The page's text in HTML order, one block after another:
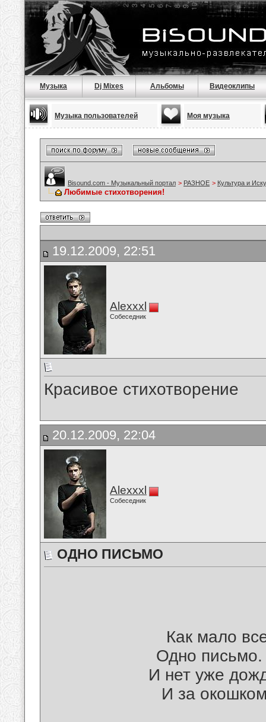
Музыка Dj Mixes Альбомы Видеоклипы
Музыка пользователей Моя музыка
Bisound.com - Музыкальный портал > РАЗНОЕ > Культура и
Любимые стихотворения!
19.12.2009, 22:51
Alexxxl
Собеседник
Красивое стихотворение
20.12.2009, 22:04
Alexxxl
Собеседник
ОДНО ПИСЬМО
Как мало
Одно письмо.
И нет уже
И за